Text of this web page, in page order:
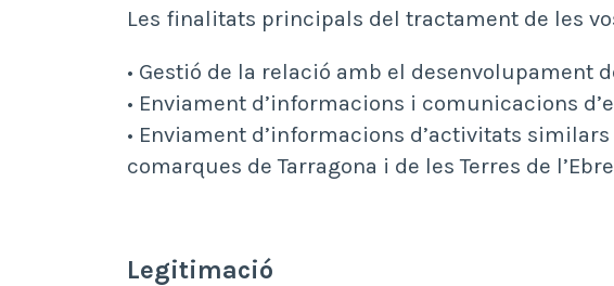
Les finalitats principals del tractament de les
• Gestió de la relació amb el desenvolupament
• Enviament d’informacions i comunicacions
• Enviament d’informacions d’activitats
comarques de Tarragona i de les Terres de
Legitimació